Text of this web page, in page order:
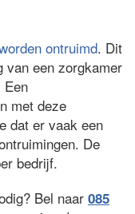
ontruimd. Dit
van een zorgkamer
Een
met deze
dat er vaak een
De
bedrijf.
Bel naar 085